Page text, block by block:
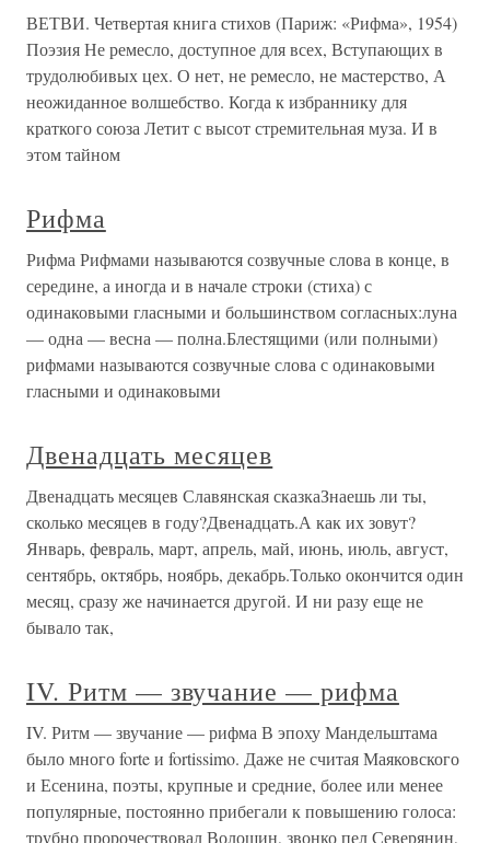
ВЕТВИ. Четвертая книга стихов (Париж: «Рифма», 1954)
Поэзия Не ремесло, доступное для всех, Вступающих в
трудолюбивых цех. О нет, не ремесло, не мастерство, А
неожиданное волшебство. Когда к избраннику для
краткого союза Летит с высот стремительная муза. И в
этом тайном
Рифма
Рифма Рифмами называются созвучные слова в конце, в
середине, а иногда и в начале строки (стиха) с
одинаковыми гласными и большинством согласных:луна
— одна — весна — полна.Блестящими (или полными)
рифмами называются созвучные слова с одинаковыми
гласными и одинаковыми
Двенадцать месяцев
Двенадцать месяцев Славянская сказкаЗнаешь ли ты,
сколько месяцев в году?Двенадцать.А как их зовут?
Январь, февраль, март, апрель, май, июнь, июль, август,
сентябрь, октябрь, ноябрь, декабрь.Только окончится один
месяц, сразу же начинается другой. И ни разу еще не
бывало так,
IV. Ритм — звучание — рифма
IV. Ритм — звучание — рифма В эпоху Мандельштама
было много forte и fortissimo. Даже не считая Маяковского
и Есенина, поэты, крупные и средние, более или менее
популярные, постоянно прибегали к повышению голоса:
трубно пророчествовал Волошин, звонко пел Северянин,